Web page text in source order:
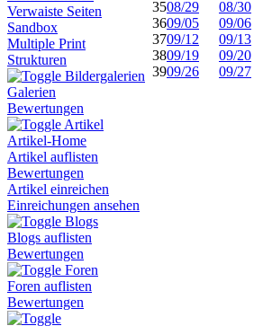
Verwaiste Seiten
Sandbox
Multiple Print
Strukturen
Bildergalerien
Galerien
Bewertungen
Artikel
Artikel-Home
Artikel auflisten
Bewertungen
Artikel einreichen
Einreichungen ansehen
Blogs
Blogs auflisten
Bewertungen
Foren
Foren auflisten
Bewertungen
3508/29 08/30
3609/05 09/06
3709/12 09/13
3809/19 09/20
3909/26 09/27